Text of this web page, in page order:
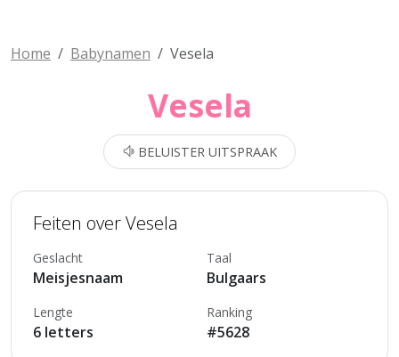
Home Babynamen Vesela
Vesela
BELUISTER UITSPRAAK
Feiten over Vesela
Geslacht
Meisjesnaam
Taal
Bulgaars
Lengte
6 letters
Ranking
#5628